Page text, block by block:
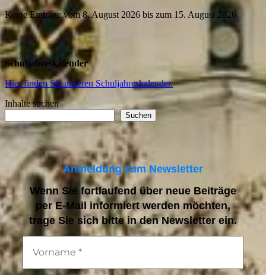
Keine Einträge vom 8. August 2026 bis zum 15. August 2026.
Schuljahreskalender
Hier finden Sie unseren Schuljahreskalender.
Inhalte suchen
Suchen
Anmeldung zum Newsletter
Wenn Sie fortlaufend über neue Beiträge
per E-Mail informiert werden möchten,
trage Sie sich bitte in den Newsletter ein.